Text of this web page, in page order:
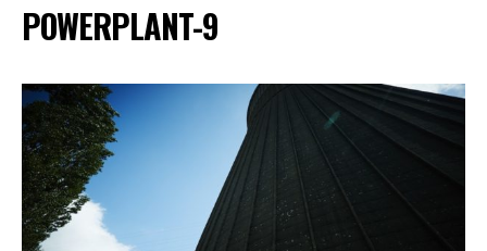
POWERPLANT-9